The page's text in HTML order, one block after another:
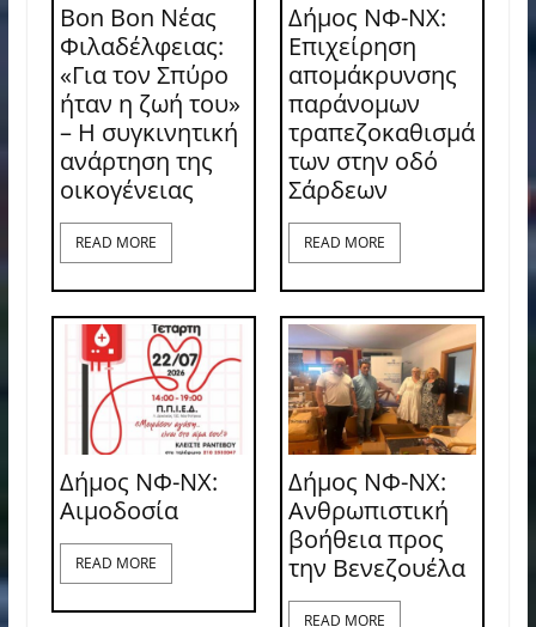
Bon Bon Νέας
Φιλαδέλφειας:
«Για τον Σπύρο
ήταν η ζωή του»
– Η συγκινητική
ανάρτηση της
οικογένειας
READ MORE
Δήμος ΝΦ-ΝΧ:
Επιχείρηση
απομάκρυνσης
παράνομων
τραπεζοκαθισμά
των στην οδό
Σάρδεων
READ MORE
Δήμος ΝΦ-ΝΧ:
Aιμοδοσία
READ MORE
Δήμος ΝΦ-ΝΧ:
Ανθρωπιστική
βοήθεια προς
την Βενεζουέλα
READ MORE